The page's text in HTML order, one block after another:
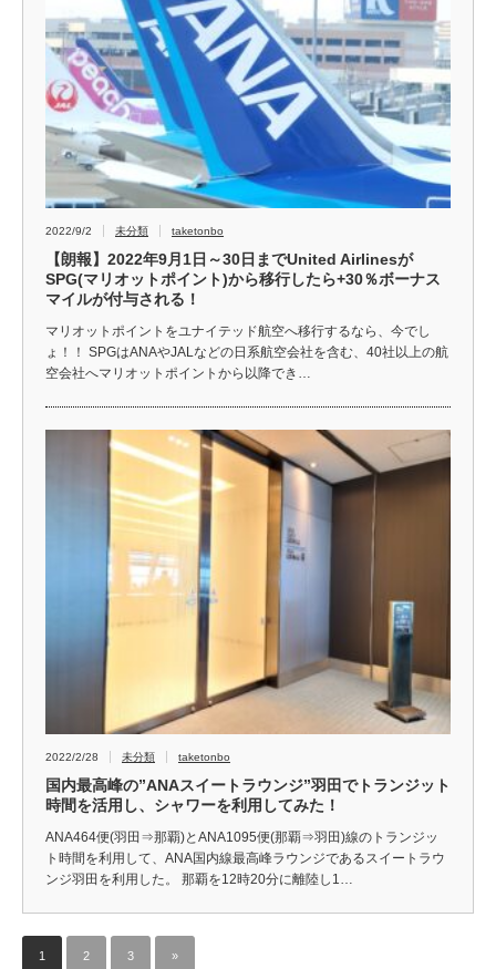
2022/9/2 未分類 taketonbo
【朗報】2022年9月1日～30日までUnited Airlinesが
SPG(マリオットポイント)から移行したら+30％ボーナス
マイルが付与される！
マリオットポイントをユナイテッド航空へ移行するなら、今でし
ょ！！ SPGはANAやJALなどの日系航空会社を含む、40社以上の航
空会社へマリオットポイントから以降でき…
2022/2/28 未分類 taketonbo
国内最高峰の”ANAスイートラウンジ”羽田でトランジット
時間を活用し、シャワーを利用してみた！
ANA464便(羽田⇒那覇)とANA1095便(那覇⇒羽田)線のトランジッ
ト時間を利用して、ANA国内線最高峰ラウンジであるスイートラウ
ンジ羽田を利用した。 那覇を12時20分に離陸し1…
1 2 3 »